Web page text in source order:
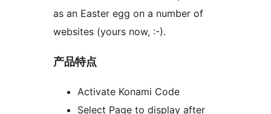
as an Easter egg on a number of
websites (yours now, :-).
产品特点
Activate Konami Code
Select Page to display after